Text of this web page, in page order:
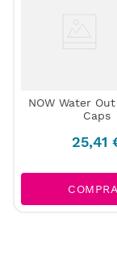
NOW Water Out
Caps
25,41